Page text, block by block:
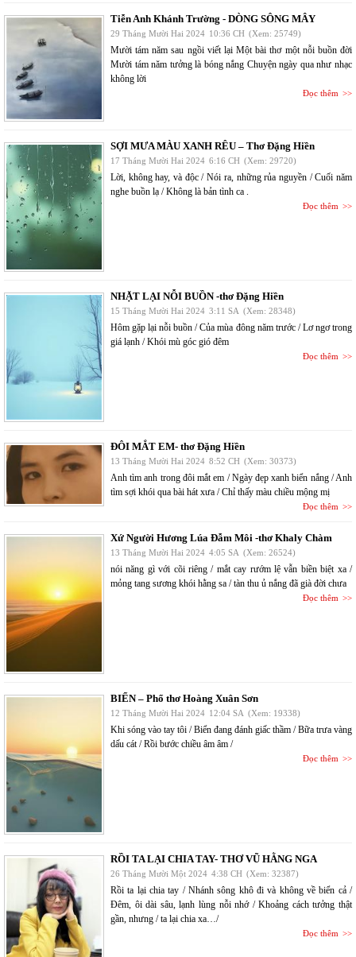
Tiễn Anh Khánh Trường - DÒNG SÔNG MÂY
29 Tháng Mười Hai 2024 10:36 CH (Xem: 25749)
Mười tám năm sau ngồi viết lại Một bài thơ một nỗi buồn đời
Mười tám năm tưởng là bóng nắng Chuyện ngày qua như nhạc
không lời
Đọc thêm
SỢI MƯA MÀU XANH RÊU – Thơ Đặng Hiền
17 Tháng Mười Hai 2024 6:16 CH (Xem: 29720)
Lời, không hay, và độc / Nói ra, những rủa nguyền / Cuối năm
nghe buồn lạ / Không là bản tình ca .
Đọc thêm
NHẶT LẠI NỖI BUỒN -thơ Đặng Hiền
15 Tháng Mười Hai 2024 3:11 SA (Xem: 28348)
Hôm gặp lại nỗi buồn / Của mùa đông năm trước / Lơ ngơ trong
giá lạnh / Khói mù góc gió đêm
Đọc thêm
ĐÔI MẮT EM- thơ Đặng Hiền
13 Tháng Mười Hai 2024 8:52 CH (Xem: 30373)
Anh tìm anh trong đôi mắt em / Ngày đẹp xanh biển nắng / Anh
tìm sợi khói qua bài hát xưa / Chỉ thấy màu chiều mộng mị
Đọc thêm
Xứ Người Hương Lúa Đẫm Môi -thơ Khaly Chàm
13 Tháng Mười Hai 2024 4:05 SA (Xem: 26524)
nói năng gì với cõi riêng / mắt cay rướm lệ vẫn biền biệt xa /
mỏng tang sương khói hằng sa / tàn thu ủ nắng đã già đời chưa
Đọc thêm
BIỂN – Phổ thơ Hoàng Xuân Sơn
12 Tháng Mười Hai 2024 12:04 SA (Xem: 19338)
Khi sóng vào tay tôi / Biển đang đánh giấc thầm / Bữa trưa vàng
dấu cát / Rồi bước chiều âm âm /
Đọc thêm
RỒI TA LẠI CHIA TAY- THƠ VŨ HẰNG NGA
26 Tháng Mười Một 2024 4:38 CH (Xem: 32387)
Rồi ta lại chia tay / Nhánh sông khô đi và không về biển cả /
Đêm, ôi dài sâu, lạnh lùng nỗi nhớ / Khoảng cách tưởng thật
gần, nhưng / ta lại chia xa…/
Đọc thêm